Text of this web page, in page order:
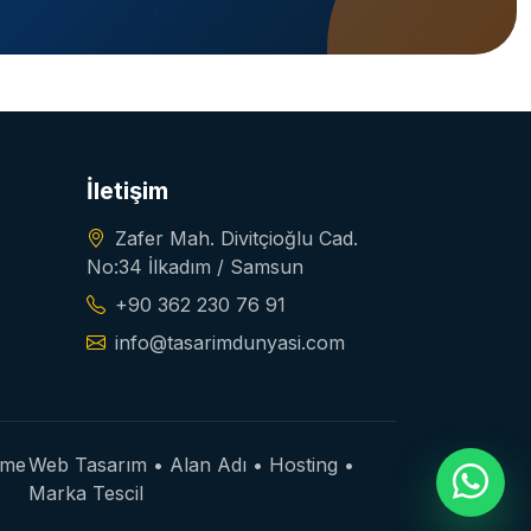
İletişim
Zafer Mah. Divitçioğlu Cad.
No:34 İlkadım / Samsun
+90 362 230 76 91
info@tasarimdunyasi.com
Web Tasarım • Alan Adı • Hosting •
Marka Tescil